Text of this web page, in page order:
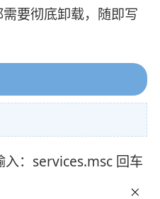
要彻底卸载，随即写
：services.msc 回车